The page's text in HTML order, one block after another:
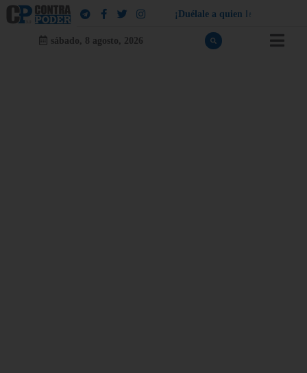
¡ Dué a e a quien e
sábado, 8 agosto, 2026